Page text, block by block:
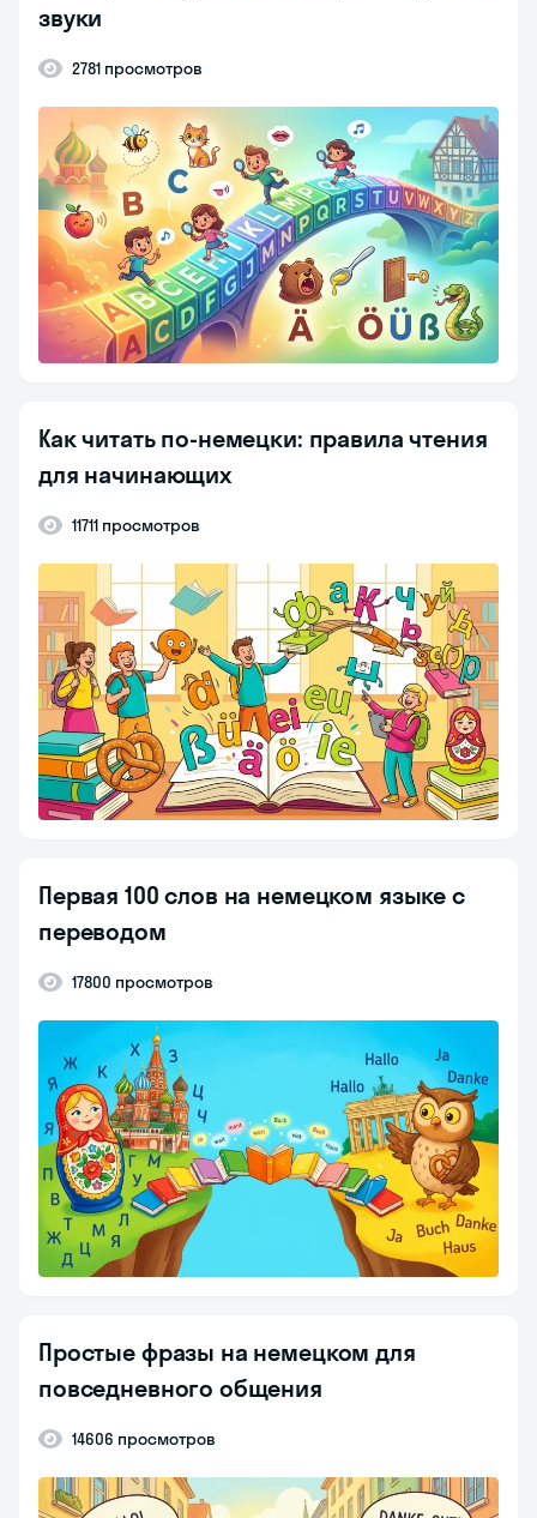
звуки
2781 просмотров
Как читать по-немецки: правила чтения
для начинающих
11711 просмотров
Первая 100 слов на немецком языке с
переводом
17800 просмотров
Простые фразы на немецком для
повседневного общения
14606 просмотров